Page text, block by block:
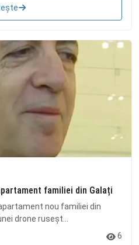
familiei din Galați
nou familiei din
drone ruseșt...
6